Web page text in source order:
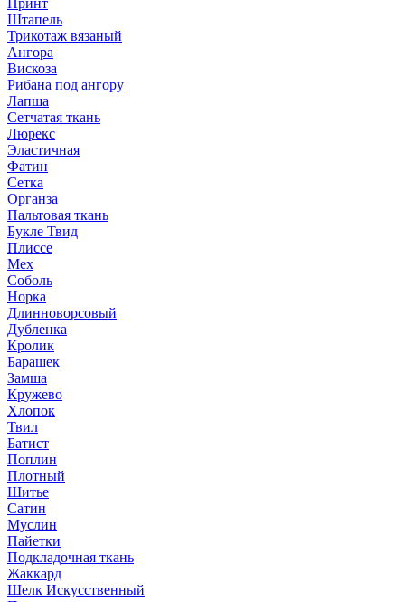
Принт
Штапель
Трикотаж вязаный
Ангора
Вискоза
Рибана под ангору
Лапша
Сетчатая ткань
Люрекс
Эластичная
Фатин
Сетка
Органза
Пальтовая ткань
Букле Твид
Плиссе
Мех
Соболь
Норка
Длинноворсовый
Дубленка
Кролик
Барашек
Замша
Кружево
Хлопок
Твил
Батист
Поплин
Плотный
Шитье
Сатин
Муслин
Пайетки
Подкладочная ткань
Жаккард
Шелк Искусственный